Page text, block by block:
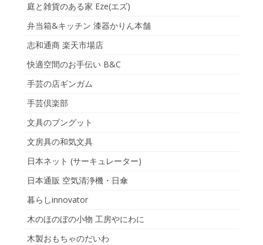
庭と雑貨のある家 Eze(エズ)
弁当箱&キッチン 漆器かりん本舗
志和通商 楽天市場店
快適空間のお手伝い B&C
手芸の店ギンガム
手芸倶楽部
文具のブングット
文房具の和気文具
日本ネット (サーキュレーター)
日本通販 空気清浄機・日傘
暮らしinnovator
木のほのぼの小物 工房やにわに
木製おもちゃのだいわ